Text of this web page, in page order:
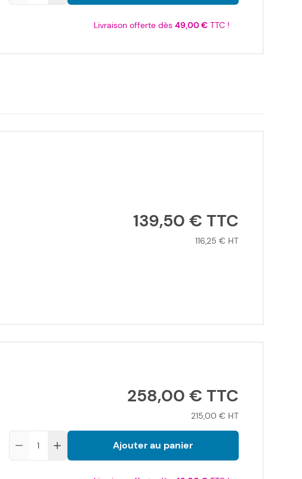
Livraison offerte dès 49,00 €TTC !
139,50 €
116,25 €
258,00 €
215,00 €
Ajouter au panier